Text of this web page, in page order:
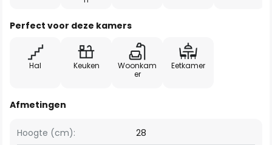
Perfect voor deze kamers
Hal Keuken
Woonkam
er
Eetkamer
Afmetingen
Hoogte (cm):
28